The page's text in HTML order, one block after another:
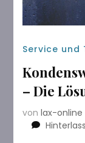
Service und
– Die
vonlax-online